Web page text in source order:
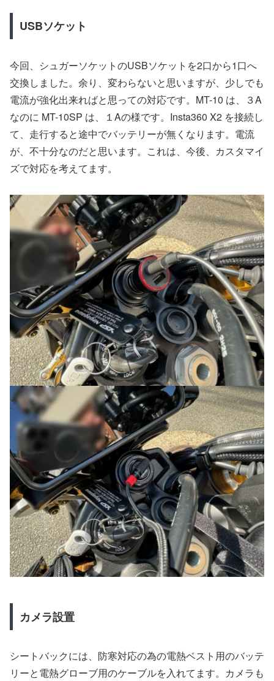
USBソケット
今回、シュガーソケットのUSBソケットを2口から1口へ
交換しました。余り、変わらないと思いますが、少しでも
電流が強化出来ればと思っての対応です。MT-10 は、３A
なのに MT-10SP は、１Aの様です。Insta360 X2 を接続し
て、走行すると途中でバッテリーが無くなります。電流
が、不十分なのだと思います。これは、今後、カスタマイ
ズで対応を考えてます。
カメラ設置
シートバックには、防寒対応の為の電熱ベスト用のバッテ
リーと電熱グローブ用のケーブルを入れてます。カメラも